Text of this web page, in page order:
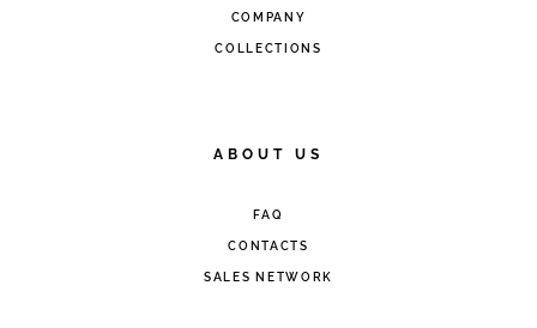
COMPANY
COLLECTIONS
ABOUT US
FAQ
CONTACTS
SALES NETWORK